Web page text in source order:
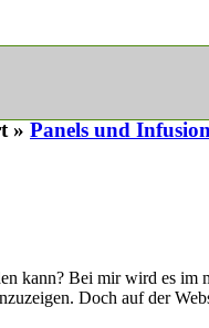
» Panels und
kann? Bei mir wird es
Doch auf der